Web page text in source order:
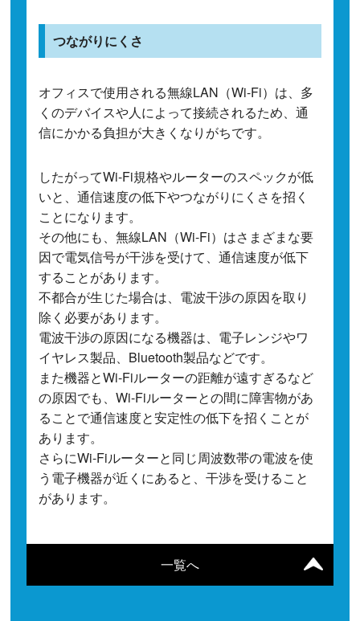
一覧へ
つながりにくさ
オフィスで使用される無線LAN（Wi-Fi）は、多
くのデバイスや人によって接続されるため、通
信にかかる負担が大きくなりがちです。
したがってWi-Fi規格やルーターのスペックが低
いと、通信速度の低下やつながりにくさを招く
ことになります。
その他にも、無線LAN（Wi-Fi）はさまざまな要
因で電気信号が干渉を受けて、通信速度が低下
することがあります。
不都合が生じた場合は、電波干渉の原因を取り
除く必要があります。
電波干渉の原因になる機器は、電子レンジやワ
イヤレス製品、Bluetooth製品などです。
また機器とWi-Fiルーターの距離が遠すぎるなど
の原因でも、Wi-Fiルーターとの間に障害物があ
ることで通信速度と安定性の低下を招くことが
あります。
さらにWi-Fiルーターと同じ周波数帯の電波を使
う電子機器が近くにあると、干渉を受けること
があります。